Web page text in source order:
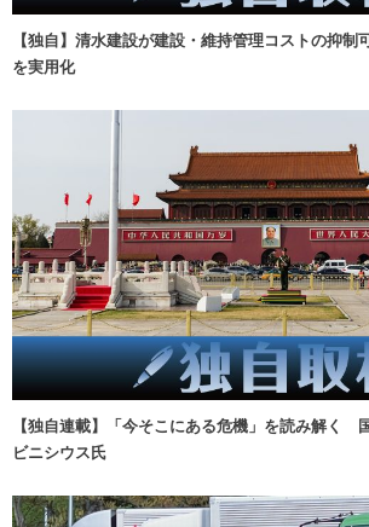
【独自】清水建設が建設・維持管理コストの抑制
を実用化
【独自連載】「今そこにある危機」を読み解く
ビニシウス氏